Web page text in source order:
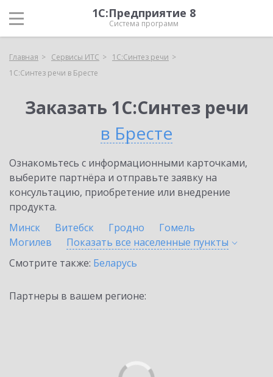
1С:Предприятие 8
Система программ
Главная Сервисы ИТС
1С:Синтез речи
1С:Синтез речи в Бресте
Заказать 1С:Синтез речи
в Бресте
Ознакомьтесь с информационными карточками,
выберите партнёра и отправьте заявку на
консультацию, приобретение или внедрение
продукта.
Минск
Витебск Гродно
Гомель
Могилев
Показать все населенные пункты
Смотрите также: Беларусь
Партнеры в вашем регионе: